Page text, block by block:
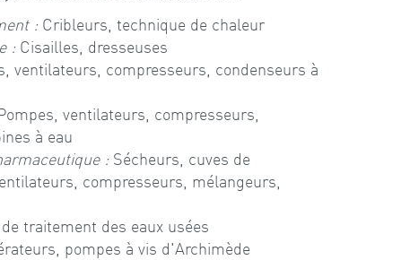
:Cribleurs, technique de chaleur
:Cisailles, dresseuses
ventilateurs, compresseurs, condenseurs à
ventilateurs, compresseurs,
à eau
:Sécheurs, cuves de
compresseurs, mélangeurs,
traitement des eaux usées
pompes à vis d'Archimède